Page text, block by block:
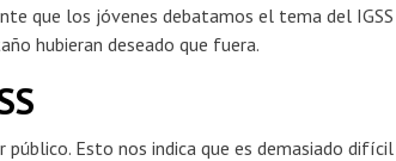
que los jóvenes debatamos el tema del IGSS
hubieran deseado que fuera.
Esto nos indica que es demasiado difícil